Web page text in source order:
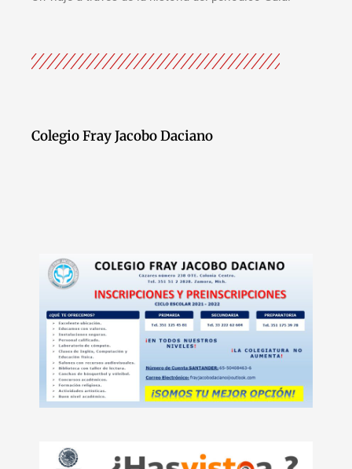
Colegio Fray Jacobo Daciano